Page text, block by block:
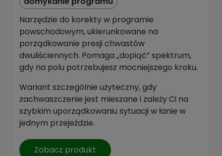
Narzędzie do korekty w programie
powschodowym, ukierunkowane na
porządkowanie presji chwastów
dwuliściennych. Pomaga „dopiąć” spektrum,
gdy na polu potrzebujesz mocniejszego kroku.
Wariant szczególnie użyteczny, gdy
zachwaszczenie jest mieszane i zależy Ci na
szybkim uporządkowaniu sytuacji w łanie w
jednym przejeździe.
Zobacz produkt